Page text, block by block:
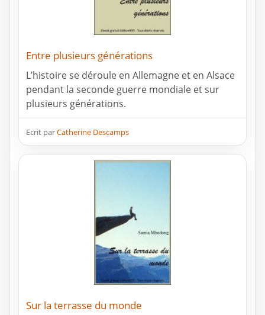
Entre plusieurs générations
L’histoire se déroule en Allemagne et en Alsace
pendant la seconde guerre mondiale et sur
plusieurs générations.
Ecrit parCatherine Descamps
Sur la terrasse du monde